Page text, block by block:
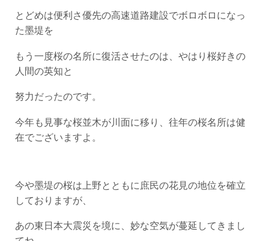
とどめは便利さ優先の高速道路建設でボロボロになっ
た墨堤を
もう一度桜の名所に復活させたのは、やはり桜好きの
人間の英知と
努力だったのです。
今年も見事な桜並木が川面に移り、往年の桜名所は健
在でございますよ。
今や墨堤の桜は上野とともに庶民の花見の地位を確立
しておりますが、
あの東日本大震災を境に、妙な空気が蔓延してきまし